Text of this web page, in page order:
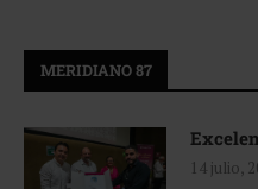
MERIDIANO 87
14 julio,